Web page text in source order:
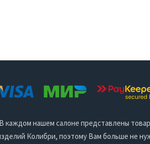
каждом нашем салоне представлены
Колибри, поэтому Вам больше не